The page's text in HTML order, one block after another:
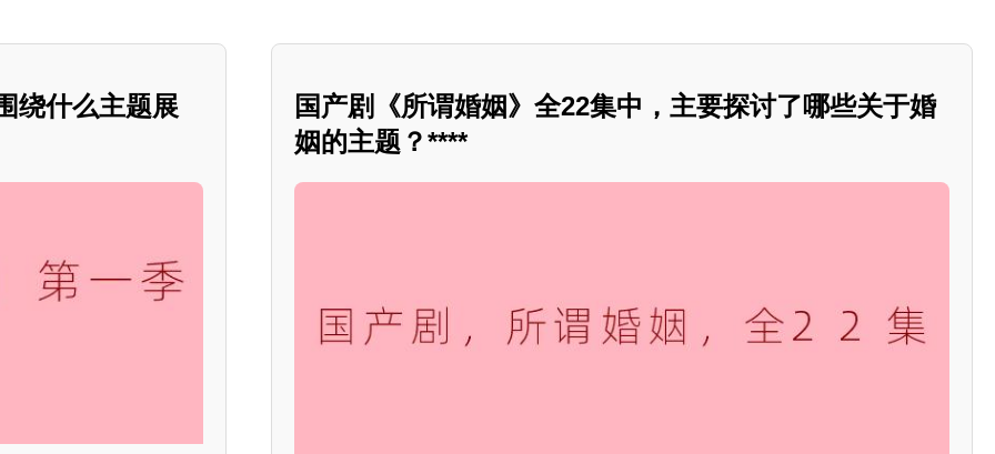
绕什么主题展
国产剧《所谓婚姻》全22集中，主要探讨了哪些关于婚
姻的主题？****